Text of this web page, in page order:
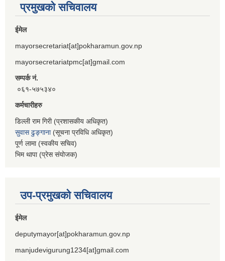
प्रमुखको सचिवालय
ईमेल
mayorsecretariat[at]pokharamun.gov.np
mayorsecretariatpmc[at]gmail.com
सम्पर्क नं.
०६१-५७५३४०
कर्मचारीहरु
डिल्ली राम गिरी (प्रशासकीय अधिकृत)
सुवास ढुङ्गाना(सूचना प्रविधि अधिकृत)
पूर्ण लामा (स्वकीय सचिव)
भिम थापा (प्रेस संयोजक)
उप-प्रमुखको सचिवालय
ईमेल
deputymayor[at]pokharamun.gov.np
manjudevigurung1234[at]gmail.com